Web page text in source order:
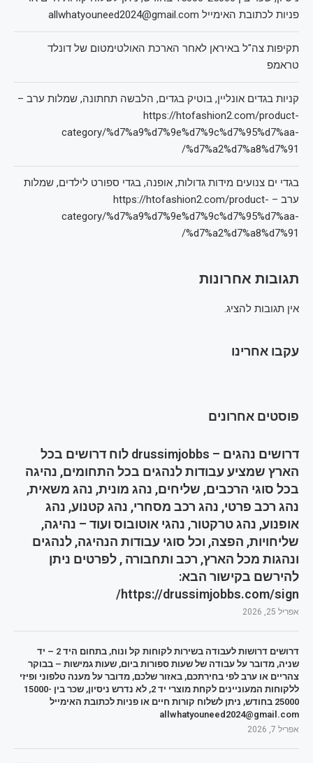
פניות לכתובת האימייל allwhatyouneed2024@gmail.com
תקיפות צה"ל באיראן לאחר הארכת האולטימטום של דונלד
טראמפ
קניות בגדים אונליין, בוטיק בגדים, הלבשה תחתונה, שמלות ערב –
https://htofashion2.com/product-
category/%d7%a9%d7%9e%d7%9c%d7%95%d7%aa-
%d7%a2%d7%a8%d7%91/
בגדי ים צנועים מידות גדולות, אופנה, בגדי ספורט לילדים, שמלות
ערב – https://htofashion2.com/product-
category/%d7%a9%d7%9e%d7%9c%d7%95%d7%aa-
%d7%a2%d7%a8%d7%91/
תגובות אחרונות
אין תגובות להציג.
עקבו אחרינו
פוסטים אחרונים
דרושים נהגים – drussimjobbs לוח דרושים בכל
הארץ שמציע עבודות לנהגים בכל התחומים, נהיגה
בכל סוגי הרכבים, שליחים, נהג מונית, נהג משאית,
נהג רכב פרטי, נהג רכב מסחרי, נהג קטנוע, נהג
אופנוע, נהג טרקטור, נהגי אוטובוס ועוד – נהיגה,
שליחויות, הפצה, וכל סוגי עבודות הנהיגה, לנהגים
ונהגות מכל הארץ, רכב ותחבורה , לפרטים ניתן
להירשם בקישור הבא:
https://drussimjobbs.com/sign/
אפריל 25, 2026
דרושים דרושות לעבודה בשירות לקוחות קל ונוח, בתחום היד 2 – יד
שניה, מדובר על עבודה של שעות ספורות ביום, שעות גמישות – בבוקר
צהריים או ערב לפי בחירתכם, באזור שלכם, מדובר על מענה טלפוני ופיזי
ללקוחות המעוניינים לקחת מוצרי יד 2, לא נדרש ניסיון, שכר בין 15000-
25000 בחודש, ניתן לשלוח קורות חיים או פניות לכתובת האימייל
allwhatyouneed2024@gmail.com
אפריל 7, 2026